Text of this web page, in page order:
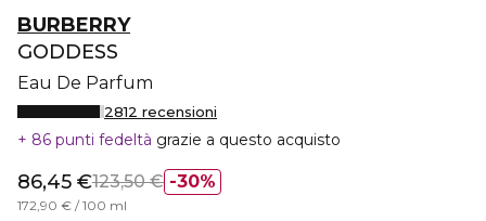
BURBERRY
GODDESS
Eau De Parfum
2812 recensioni
86 punti fedeltà grazie a questo acquisto
30%
86,45 €123,50 €
172,90 € / 100 ml